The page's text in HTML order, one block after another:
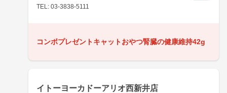
TEL: 03-3838-5111
コンボプレゼントキャットおやつ腎臓の健康維持42g
イトーヨーカドーアリオ西新井店